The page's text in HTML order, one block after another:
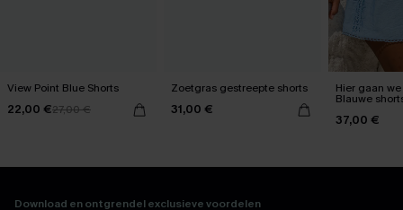
View Point Blue Shorts
22,00 €27,00 €
Zoetgras gestreepte shorts
31,00 €
Hier gaan
Blauwe
37,00 €
Download en ontgrendel exclusieve voordelen